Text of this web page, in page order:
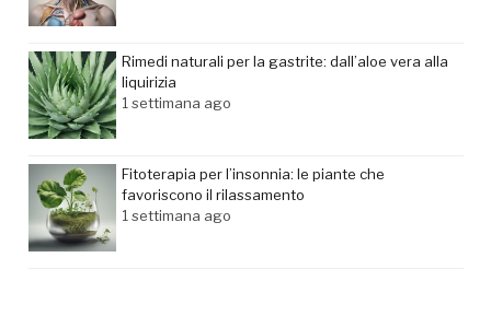
Rimedi naturali per la gastrite: dall’aloe vera alla
liquirizia
1 settimana ago
Fitoterapia per l’insonnia: le piante che
favoriscono il rilassamento
1 settimana ago